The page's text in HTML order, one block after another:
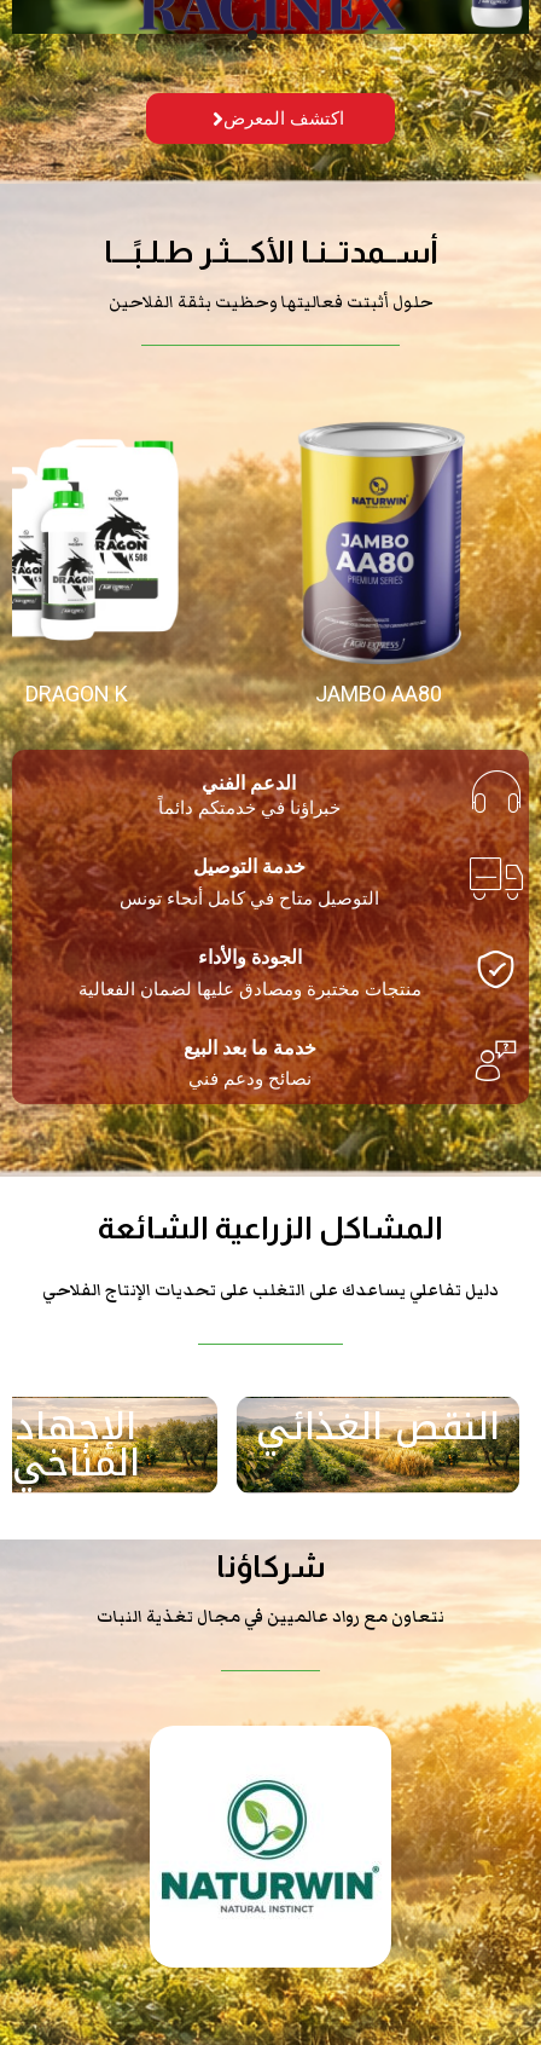
اكتشف المعرض
أســمدتــنـا الأكـــثـر طـلـبًـــا
حلول أثبتت فعاليتها وحظيت بثقة الفلاحين
JAMBO AA80
DRAGON K
الدعم الفني
خبراؤنا في خدمتكم دائماً
خدمة التوصيل
التوصيل متاح في كامل أنحاء تونس
الجودة والأداء
منتجات مختبرة ومصادق عليها لضمان الفعالية
خدمة ما بعد البيع
نصائح ودعم فني
المشاكل الزراعية الشائعة
دليل تفاعلي يساعدك على التغلب على تحديات الإنتاج الفلاحي
النقص الغذائي الإجهاد
المناخي
شركاؤنا
نتعاون مع رواد عالميين في مجال تغذية النبات